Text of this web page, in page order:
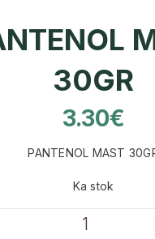
30GR
3.30€
PANTENOL MAST
Ka stok